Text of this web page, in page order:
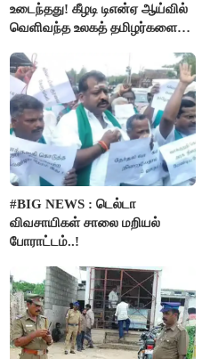
உடைந்தது! கீழடி டிஎன்ஏ ஆய்வில்
வெளிவந்த உலகத் தமிழர்களை
#BIG NEWS : டெல்டா
விவசாயிகள் சாலை மறியல்
போராட்டம்..!